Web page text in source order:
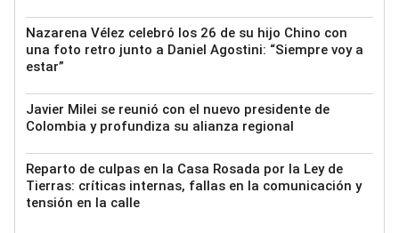
Nazarena Vélez celebró los 26 de su hijo Chino con
una foto retro junto a Daniel Agostini: “Siempre voy a
estar”
Javier Milei se reunió con el nuevo presidente de
Colombia y profundiza su alianza regional
Reparto de culpas en la Casa Rosada por la Ley de
Tierras: críticas internas, fallas en la comunicación y
tensión en la calle